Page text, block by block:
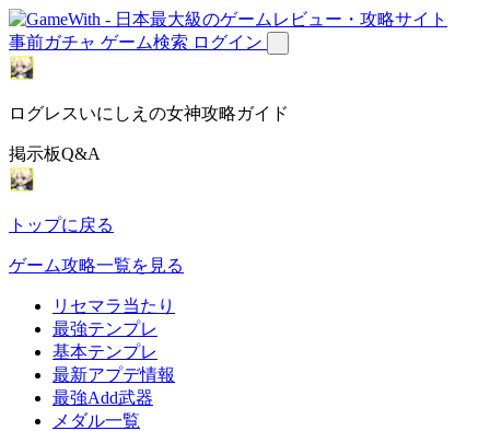
事前ガチャ ゲーム検索 ログイン
ログレスいにしえの女神攻略ガイド
掲示板Q&A
トップに戻る
ゲーム攻略一覧を見る
リセマラ当たり
最強テンプレ
基本テンプレ
最新アプデ情報
最強Add武器
メダル一覧